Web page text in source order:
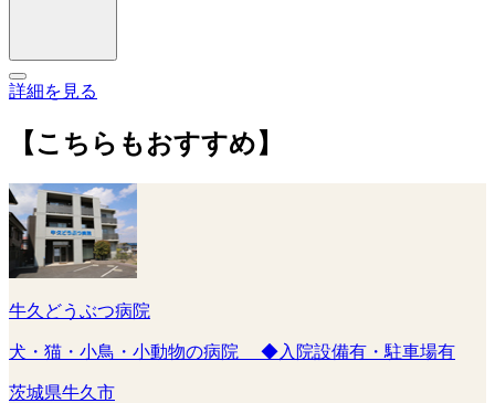
詳細を見る
【こちらもおすすめ】
牛久どうぶつ病院
犬・猫・小鳥・小動物の病院 ◆入院設備有・駐車場有
茨城県牛久市